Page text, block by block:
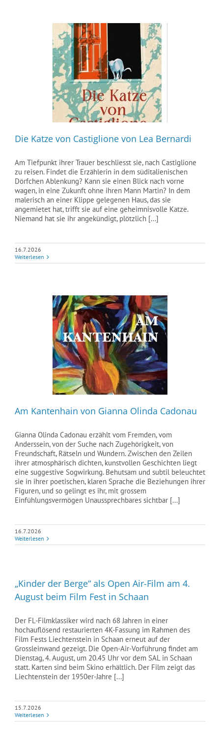
Die Katze von Castiglione von Lea Bernardi
Am Tiefpunkt ihrer Trauer beschliesst sie, nach Castiglione
zu reisen. Findet die Erzählerin in dem süditalienischen
Dörfchen Ablenkung? Kann sie einen Blick nach vorne
wagen, in eine Zukunft ohne ihren Mann Martin? In dem
malerisch an einer Klippe gelegenen Haus, das sie
angemietet hat, trifft sie auf eine geheimnisvolle Katze.
Niemand hat sie ihr angekündigt, plötzlich [...]
16.7.2026
Weiterlesen
Am Kantenhain von Gianna Olinda Cadonau
Gianna Olinda Cadonau erzählt vom Fremden, vom
Anderssein, von der Suche nach Zugehörigkeit, von
Freundschaft, Rätseln und Wundern. Zwischen den Zeilen
ihrer atmosphärisch dichten, kunstvollen Geschichten liegt
eine suggestive Sogwirkung. Behutsam und subtil beleuchtet
sie in ihrer poetischen, klaren Sprache die Beziehungen ihrer
Figuren, und so gelingt es ihr, mit grossem
Einfühlungsvermögen Unaussprechbares sichtbar [...]
16.7.2026
Weiterlesen
„Kinder der Berge“ als Open Air-Film am 4.
August beim Film Fest in Schaan
Der FL-Filmklassiker wird nach 68 Jahren in einer
hochauflösend restaurierten 4K-Fassung im Rahmen des
Film Fests Liechtenstein in Schaan erneut auf der
Grossleinwand gezeigt. Die Open-Air-Vorführung findet am
Dienstag, 4. August, um 20.45 Uhr vor dem SAL in Schaan
statt. Karten sind beim Skino erhältlich. Der Film zeigt das
Liechtenstein der 1950er-Jahre [...]
15.7.2026
Weiterlesen